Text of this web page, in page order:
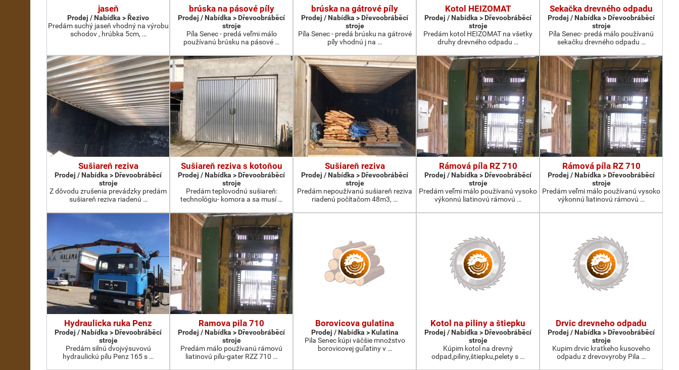
jaseň
Prodej / Nabídka > Řezivo
Predám suchý jaseň vhodný na výrobu
schodov , hrúbka 5cm, …
brúska na pásové píly
Prodej / Nabídka > Dřevoobráběcí
stroje
Píla Senec - predá veľmi málo
používanú brúsku na pásové …
brúska na gátrové píly
Prodej / Nabídka > Dřevoobráběcí
stroje
Píla Senec - predá brúsku na gátrové
píly vhodnú j na …
Kotol HEIZOMAT
Prodej / Nabídka > Dřevoobráběcí
stroje
Predám kotol HEIZOMAT na všetky
druhy drevného odpadu …
Sekačka drevného odpadu
Prodej / Nabídka > Dřevoobráběcí
stroje
Píla Senec- predá málo používanú
sekačku drevného odpadu …
Sušiareň reziva
Prodej / Nabídka > Dřevoobráběcí
stroje
Z dôvodu zrušenia prevádzky predám
sušiareň reziva riadenú …
Sušiareň reziva s kotoňou
Prodej / Nabídka > Dřevoobráběcí
stroje
Predám teplovodnú sušiareň:
technológiu- komora a sa musí …
Sušiareň reziva
Prodej / Nabídka > Dřevoobráběcí
stroje
Predám nepoužívanú sušiareň reziva
riadenú počítačom 48m3, …
Rámová píla RZ 710
Prodej / Nabídka > Dřevoobráběcí
stroje
Predám veľmi málo používanú vysoko
výkonnú liatinovú rámovú …
Rámová píla RZ 710
Prodej / Nabídka > Dřevoobráběcí
stroje
Predám veľmi málo používanú vysoko
výkonnú liatinovú rámovú …
Hydraulicka ruka Penz
Prodej / Nabídka > Dřevoobráběcí
stroje
Predám silnú dvojvýsuvovú
hydraulickú pílu Penz 165 s …
Ramova pila 710
Prodej / Nabídka > Dřevoobráběcí
stroje
Predám málo používanú rámovú
liatinovú pílu-gater RZZ 710 …
Borovicova gulatina
Prodej / Nabídka > Kulatina
Pila Senec kúpi väčšie množstvo
borovicovej guľatiny v …
Kotol na piliny a štiepku
Prodej / Nabídka > Dřevoobráběcí
stroje
Kúpim kotol na drevný
odpad,piliny,štiepku,pelety s …
Drvic drevneho odpadu
Prodej / Nabídka > Dřevoobráběcí
stroje
Kupim drvic kratkeho kusoveho
odpadu z drevovyroby Pila …